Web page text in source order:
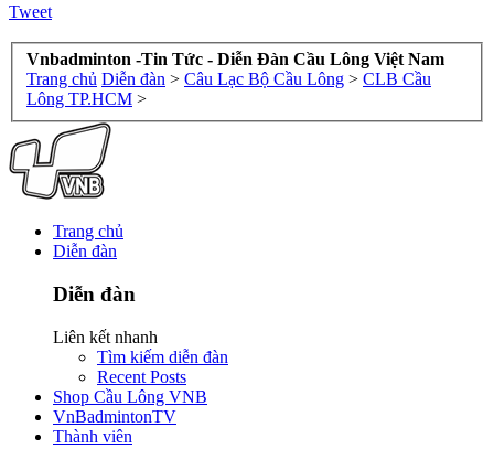
Tweet
Vnbadminton -Tin Tức - Diễn Đàn Cầu Lông Việt Nam
Trang chủ Diễn đàn > Câu Lạc Bộ Cầu Lông > CLB Cầu
Lông TP.HCM >
Trang chủ
Diễn đàn
Diễn đàn
Liên kết nhanh
Tìm kiếm diễn đàn
Recent Posts
Shop Cầu Lông VNB
VnBadmintonTV
Thành viên